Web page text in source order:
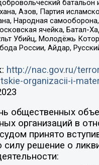
Азов, Партия
Народная
ячейка, Батал-
Убийц, Молодёжь
России, Айдар,
http://nac.gov.ru/
organizacii-i-
общественных
организаций в
принято
силу решение о